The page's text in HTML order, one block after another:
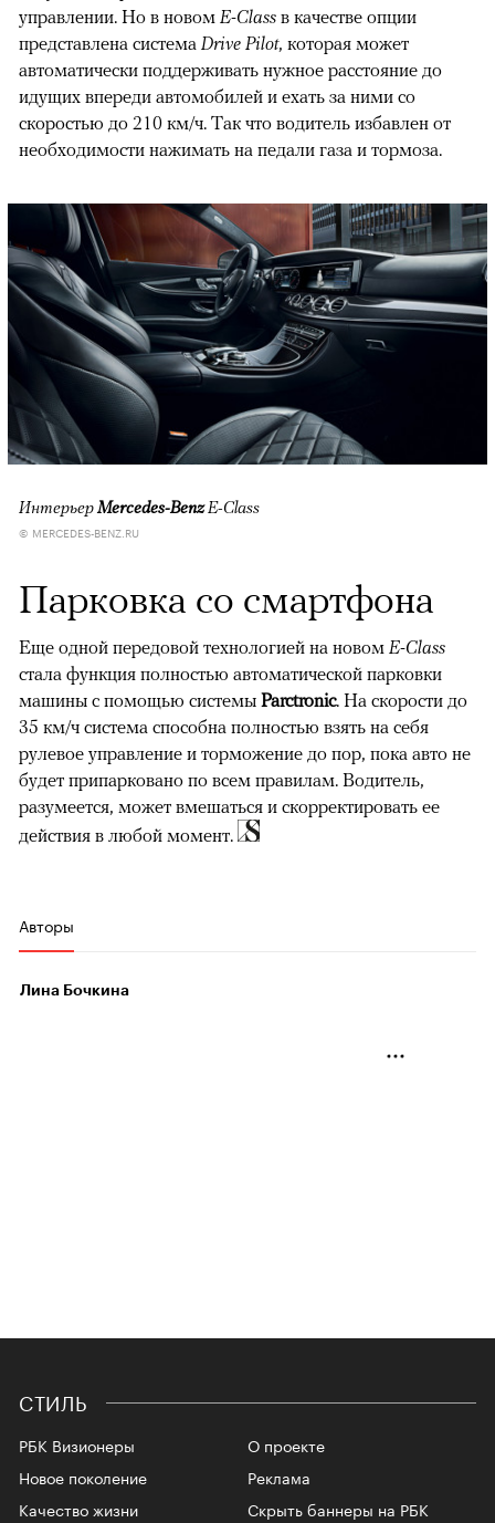
управлении. Но в новом E-Class в качестве опции
представлена система Drive Pilot, которая может
автоматически поддерживать нужное расстояние до
идущих впереди автомобилей и ехать за ними со
скоростью до 210 км/ч. Так что водитель избавлен от
необходимости нажимать на педали газа и тормоза.
ИнтерьерMercedes-Benz E-Class
© MERCEDES-BENZ.RU
Парковка со смартфона
Еще одной передовой технологией на новом E-Class
стала функция полностью автоматической парковки
машины с помощью системы Parctronic. На скорости до
35 км/ч система способна полностью взять на себя
рулевое управление и торможение до пор, пока авто не
будет припарковано по всем правилам. Водитель,
разумеется, может вмешаться и скорректировать ее
действия в любой момент.
Авторы
Лина Бочкина
СТИЛЬ
РБК Визионеры
Новое поколение
Качество жизни
О проекте
Реклама
Скрыть баннеры на РБК